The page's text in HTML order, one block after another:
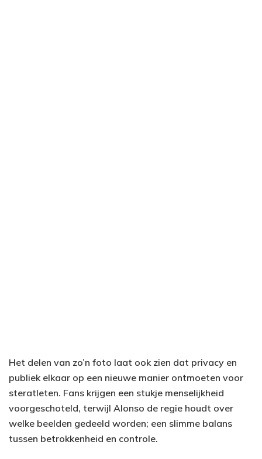
Het delen van zo’n foto laat ook zien dat privacy en
publiek elkaar op een nieuwe manier ontmoeten voor
steratleten. Fans krijgen een stukje menselijkheid
voorgeschoteld, terwijl Alonso de regie houdt over
welke beelden gedeeld worden; een slimme balans
tussen betrokkenheid en controle.